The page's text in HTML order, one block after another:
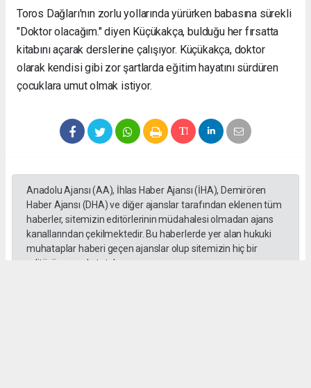
Toros Dağları'nın zorlu yollarında yürürken babasına sürekli
"Doktor olacağım." diyen Küçükakça, bulduğu her fırsatta
kitabını açarak derslerine çalışıyor. Küçükakça, doktor
olarak kendisi gibi zor şartlarda eğitim hayatını sürdüren
çocuklara umut olmak istiyor.
Anadolu Ajansı (AA), İhlas Haber Ajansı (İHA), Demirören
Haber Ajansı (DHA) ve diğer ajanslar tarafından eklenen tüm
haberler, sitemizin editörlerinin müdahalesi olmadan ajans
kanallarından çekilmektedir. Bu haberlerde yer alan hukuki
muhataplar haberi geçen ajanslar olup sitemizin hiç bir
editörü sorumlu tutulamaz...